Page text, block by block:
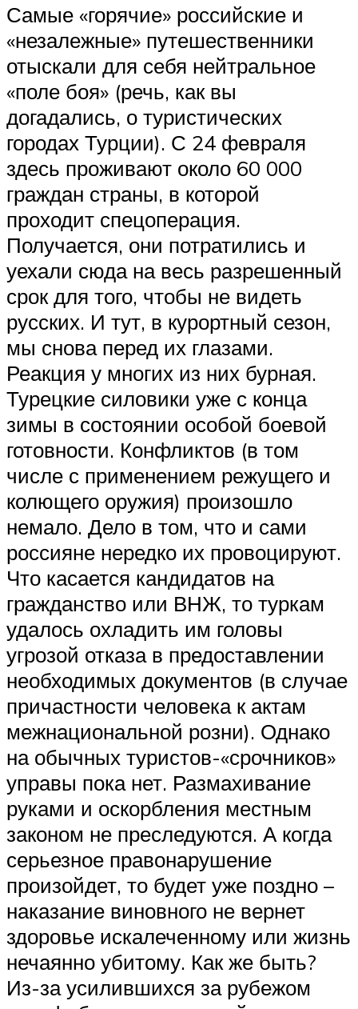
Самые «горячие» российские и
«незалежные» путешественники
отыскали для себя нейтральное
«поле боя» (речь, как вы
догадались, о туристических
городах Турции). С 24 февраля
здесь проживают около 60 000
граждан страны, в которой
проходит спецоперация.
Получается, они потратились и
уехали сюда на весь разрешенный
срок для того, чтобы не видеть
русских. И тут, в курортный сезон,
мы снова перед их глазами.
Реакция у многих из них бурная.
Турецкие силовики уже с конца
зимы в состоянии особой боевой
готовности. Конфликтов (в том
числе с применением режущего и
колющего оружия) произошло
немало. Дело в том, что и сами
россияне нередко их провоцируют.
Что касается кандидатов на
гражданство или ВНЖ, то туркам
удалось охладить им головы
угрозой отказа в предоставлении
необходимых документов (в случае
причастности человека к актам
межнациональной розни). Однако
на обычных туристов-«срочников»
управы пока нет. Размахивание
руками и оскорбления местным
законом не преследуются. А когда
серьезное правонарушение
произойдет, то будет уже поздно –
наказание виновного не вернет
здоровье искалеченному или жизнь
нечаянно убитому. Как же быть?
Из-за усилившихся за рубежом